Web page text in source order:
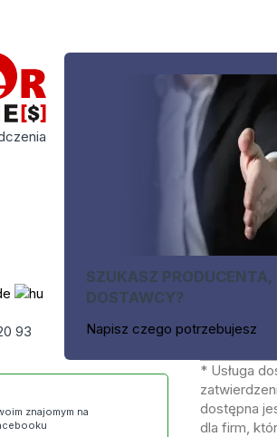
93
SZUKASZ PRODUCENTA,
DOSTAWCY?
Napisz czego potrzebujesz
znajomym na
* Usługa
dostępna
dla firm,